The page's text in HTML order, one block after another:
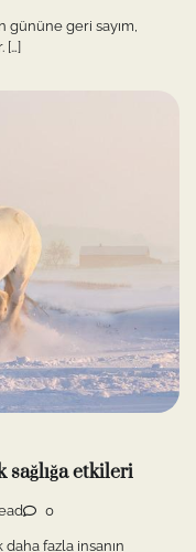
gününe geri sayım,
[…]
etkileri
0
fazla insanın